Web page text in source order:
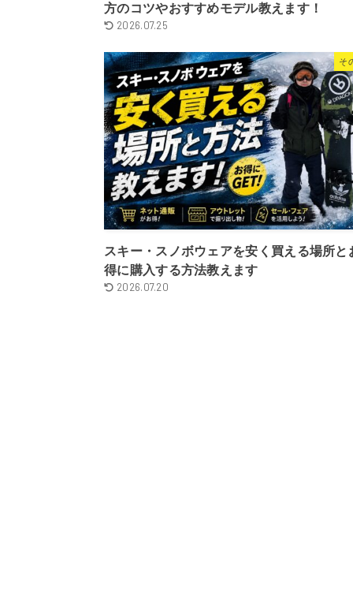
方のコツやおすすめモデル教えます！
2026.07.25
そ
スキー・スノボウェアを安く買える場所と
得に購入する方法教えます
2026.07.20